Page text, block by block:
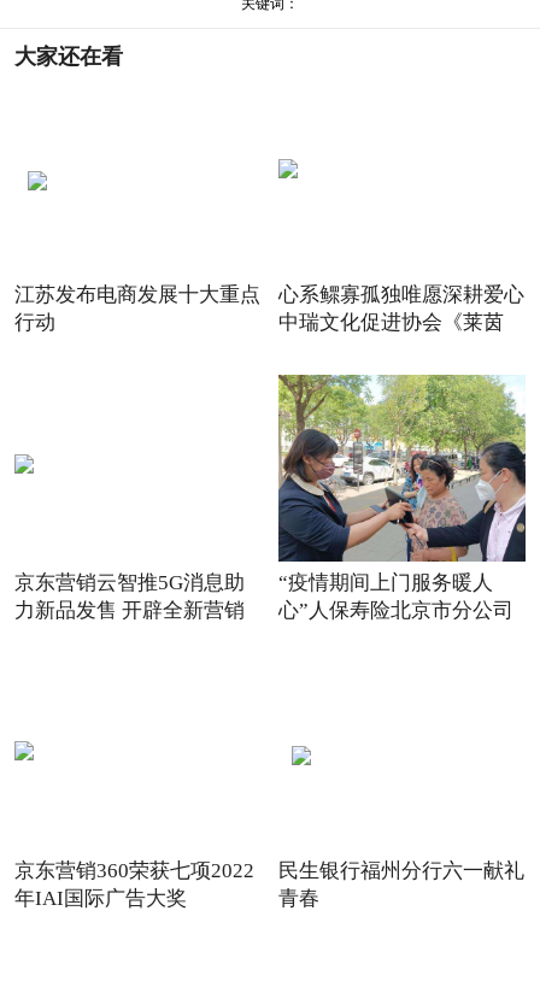
关键词：
大家还在看
江苏发布电商发展十大重点
行动
心系鳏寡孤独唯愿深耕爱心
中瑞文化促进协会《莱茵
京东营销云智推5G消息助
力新品发售 开辟全新营销
“疫情期间上门服务暖人
心”人保寿险北京市分公司
京东营销360荣获七项2022
年IAI国际广告大奖
民生银行福州分行六一献礼
青春